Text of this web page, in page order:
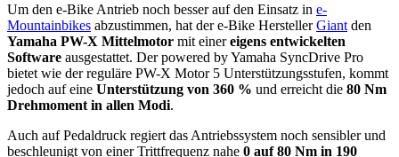
Um den e-Bike Antrieb noch besser auf den Einsatz in e-
Mountainbikes abzustimmen, hat der e-Bike HerstellerGiant den
Yamaha PW-X Mittelmotor mit einereigens entwickelten
Software ausgestattet. Der powered by Yamaha SyncDrive Pro
bietet wie der reguläre PW-X Motor 5 Unterstützungsstufen, kommt
jedoch auf eine Unterstützung von 360 % und erreicht die 80 Nm
Drehmoment in allen Modi.
Auch auf Pedaldruck regiert das Antriebssystem noch sensibler und
beschleunigt von einer Trittfrequenz nahe 0 auf 80 Nm in 190